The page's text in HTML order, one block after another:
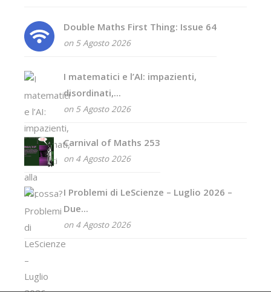
Double Maths First Thing: Issue 64
on 5 Agosto 2026
I matematici e l’AI: impazienti,
disordinati,...
on 5 Agosto 2026
Carnival of Maths 253
on 4 Agosto 2026
I Problemi di LeScienze – Luglio 2026 –
Due...
on 4 Agosto 2026